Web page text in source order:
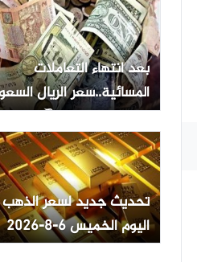
بعد انتهاء التعاملات
المسائية..سعر الريال
والدينار الكويتي الآن
تحديث جديد لسعر الذهب
اليوم الخميس 6-8-2026